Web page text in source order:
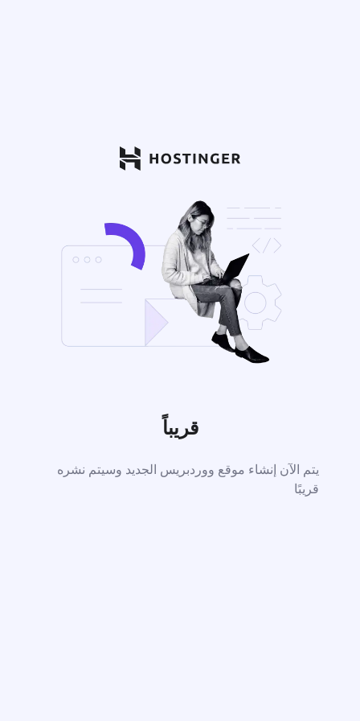
قريباً
يتم الآن إنشاء موقع ووردبريس الجديد وسيتم نشره
قريبًا